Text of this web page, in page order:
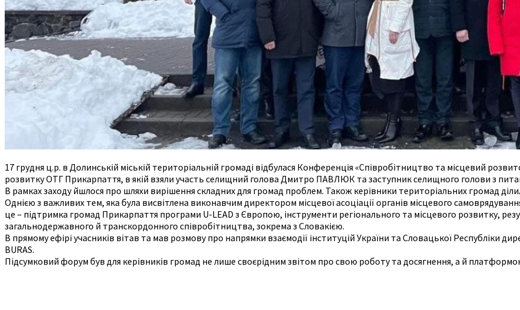
17 грудня ц.р. в Долинській міській територіальній громаді відбулася Конференція «Співробітництво та місцевий
розвитку ОТГ Прикарпаття, в якій взяли участь селищний голова Дмитро ПАВЛЮК та заступник селищного голови з
В рамках заходу йшлося про шляхи вирішення складних для громад проблем. Також керівники територіальних громад
Однією з важливих тем, яка була висвітлена виконавчим директором місцевої асоціації органів місцевого
це – підтримка громад Прикарпаття програми U-LEAD з Європою, інструменти регіонального та місцевого розвитку,
загальнодержавного й транскордонного співробітництва, зокрема з Словакією.
В прямому ефірі учасників вітав та мав розмову про напрямки взаємодії інституцій України та Словацької Республіки
BURAS.
Підсумковий форум був для керівників громад не лише своєрідним звітом про свою роботу та досягнення, а й